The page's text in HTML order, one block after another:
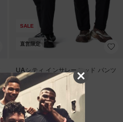
SALE
直営限定
UAシティ インサレーテッド パンツ
（ライフスタイル/MEN）
￥14,63030%OFF
￥20,900